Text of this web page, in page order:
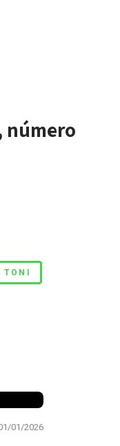
número
10
TONI
01/2026